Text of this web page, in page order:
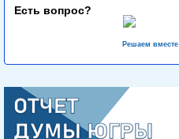
Есть вопрос?
Решаем вместе